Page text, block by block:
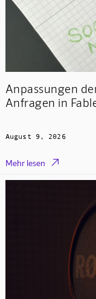
Anpassungen
Anfragen in
August 9, 2026
Mehr lesen 